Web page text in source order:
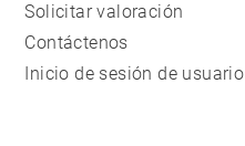
Solicitar valoración
Contáctenos
Inicio de sesión de usuario